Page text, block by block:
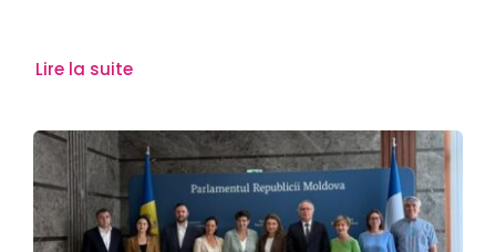
Lire la suite